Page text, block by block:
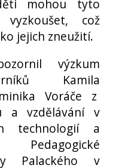
mohou tyto
což
jejich zneužití.
výzkum
Kamila
Voráče z
a vzdělávání v
technologií a
Pedagogické
Palackého v